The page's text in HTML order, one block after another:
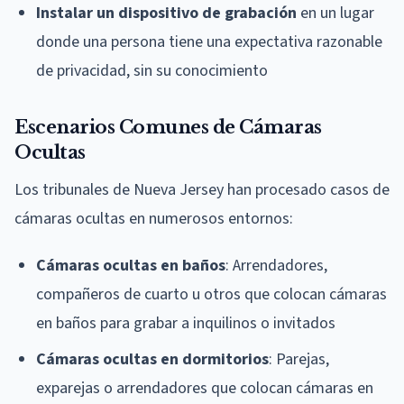
Instalar un dispositivo de grabación en un lugar
donde una persona tiene una expectativa razonable
de privacidad, sin su conocimiento
Escenarios Comunes de Cámaras
Ocultas
Los tribunales de Nueva Jersey han procesado casos de
cámaras ocultas en numerosos entornos:
Cámaras ocultas en baños: Arrendadores,
compañeros de cuarto u otros que colocan cámaras
en baños para grabar a inquilinos o invitados
Cámaras ocultas en dormitorios: Parejas,
exparejas o arrendadores que colocan cámaras en